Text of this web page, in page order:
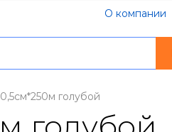
О компании
голубой